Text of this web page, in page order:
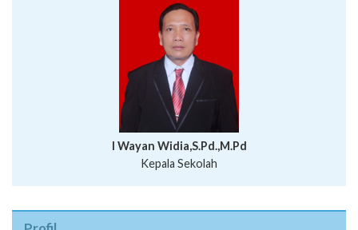
I Wayan Widia,S.Pd.,M.Pd
Kepala Sekolah